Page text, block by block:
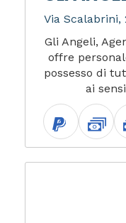
Via Scalabrini,
Gli Angeli,
offre
possesso di
ai